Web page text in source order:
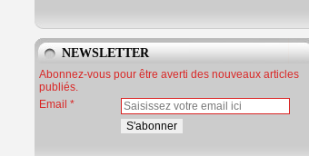
NEWSLETTER
Abonnez-vous pour être averti des nouveaux articles
publiés.
Email